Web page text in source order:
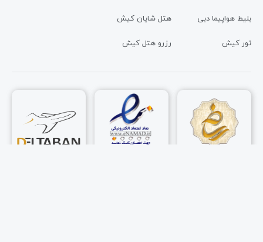
بلیط هواپیما دبی
تور کیش
هتل شایان کیش
رزرو هتل کیش